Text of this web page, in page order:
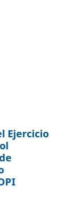
Ejercicio